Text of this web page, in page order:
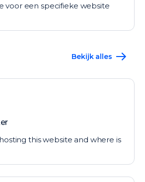
voor een specifieke website
Bekijk alles
this website and where is